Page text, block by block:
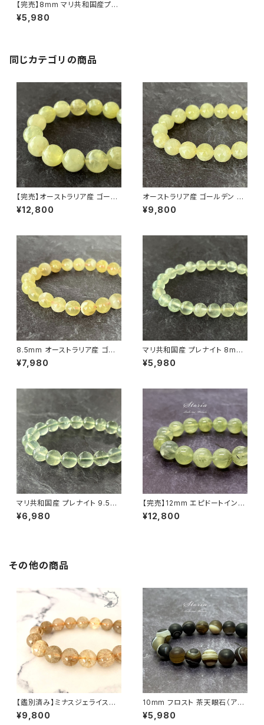
【完売】8mm マリ共和国産プレ
ナイト（葡萄石）ブレスレット
¥5,980
同じカテゴリの商品
【完売】オーストラリア産 ゴール
デンプレナイト 13mm ブレスレ
ット
¥12,800
オーストラリア産 ゴールデン プ
レナイト 11mm ブレスレット【画
像現物】
¥9,800
8.5mm オーストラリア産 ゴー
ルデンプレナイト ブレスレット
【画像現物】
¥7,980
マリ共和国産 プレナイト 8mm
ブレスレット【画像現物】
¥5,980
マリ共和国産 プレナイト 9.5m
m ブレスレット（鑑別済み・一点
もの）
¥6,980
【完売】12mm エピドートインプ
レナイト（葡萄石）ブレスレット
¥12,800
その他の商品
【鑑別済み】ミナスジェライス産
12mm珠 ルチルクォーツ ブレス
レット
¥9,800
10mm フロスト 茶天眼石（アイ
アゲート）ブレスレット
¥5,980